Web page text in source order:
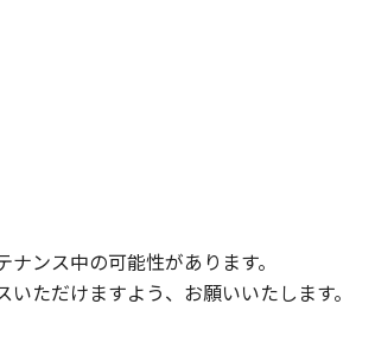
ンス中の可能性があります。
ただけますよう、お願いいたします。